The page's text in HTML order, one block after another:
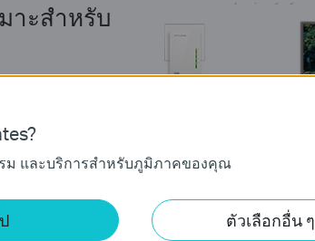
าะสำหรับ
ความเสถียรและ
ระยะทางระหว่าง
สัญญาณ(QoS)
เลือกที่ดีสำหรับ
เครือข่าย - จาก
เครื่องพิมพ์
และบริการสำหรับภูมิภาคของคุณ
ตัวเลือกอื่น ๆ